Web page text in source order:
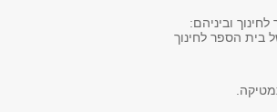
לחינוך וביניהם:
בית הספר לחינוך